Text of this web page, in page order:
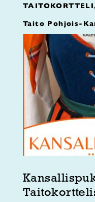
Taito Pohjois-